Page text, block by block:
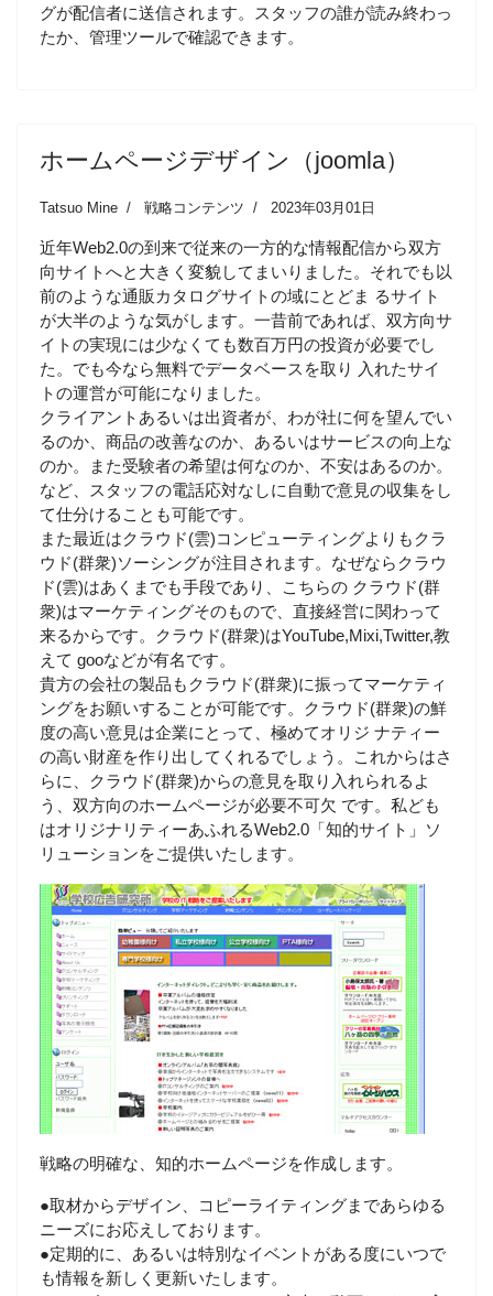
グが配信者に送信されます。スタッフの誰が読み終わっ
たか、管理ツールで確認できます。
ホームページデザイン（joomla）
Tatsuo Mine 戦略コンテンツ 2023年03月01日
近年Web2.0の到来で従来の一方的な情報配信から双方
向サイトへと大きく変貌してまいりました。それでも以
前のような通販カタログサイトの域にとどま るサイト
が大半のような気がします。一昔前であれば、双方向サ
イトの実現には少なくても数百万円の投資が必要でし
た。でも今なら無料でデータベースを取り 入れたサイ
トの運営が可能になりました。
クライアントあるいは出資者が、わが社に何を望んでい
るのか、商品の改善なのか、あるいはサービスの向上な
のか。また受験者の希望は何なのか、不安はあるのか。
など、スタッフの電話応対なしに自動で意見の収集をし
て仕分けることも可能です。
また最近はクラウド(雲)コンピューティングよりもクラ
ウド(群衆)ソーシングが注目されます。なぜならクラウ
ド(雲)はあくまでも手段であり、こちらの クラウド(群
衆)はマーケティングそのもので、直接経営に関わって
来るからです。クラウド(群衆)はYouTube,Mixi,Twitter,教
えて gooなどが有名です。
貴方の会社の製品もクラウド(群衆)に振ってマーケティ
ングをお願いすることが可能です。クラウド(群衆)の鮮
度の高い意見は企業にとって、極めてオリジ ナティー
の高い財産を作り出してくれるでしょう。これからはさ
らに、クラウド(群衆)からの意見を取り入れられるよ
う、双方向のホームページが必要不可欠 です。私ども
はオリジナリティーあふれるWeb2.0「知的サイト」ソ
リューションをご提供いたします。
戦略の明確な、知的ホームページを作成します。
●取材からデザイン、コピーライティングまであらゆる
ニーズにお応えしております。
●定期的に、あるいは特別なイベントがある度にいつで
も情報を新しく更新いたします。